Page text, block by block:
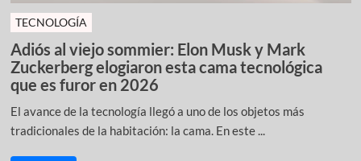
TECNOLOGÍA
Adiós al viejo sommier: Elon Musk y Mark
Zuckerberg elogiaron esta cama tecnológica
que es furor en 2026
El avance de la tecnología llegó a uno de los objetos más
tradicionales de la habitación: la cama. En este ...